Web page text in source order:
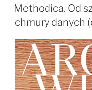
notesie
do
chmury
danych
(część
II)”
W
Methodica. Od
chmury danych